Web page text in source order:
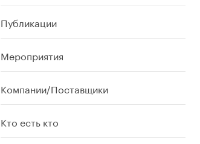
Публикации
Мероприятия
Компании/Поставщики
Кто есть кто